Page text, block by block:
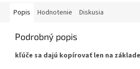
Popis Hodnotenie Diskusia
Podrobný popis
kľúče sa dajú kopírovať len na základe